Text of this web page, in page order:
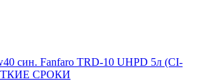
син. Fanfaro TRD-10 UHPD 5л (CI-
СРОКИ